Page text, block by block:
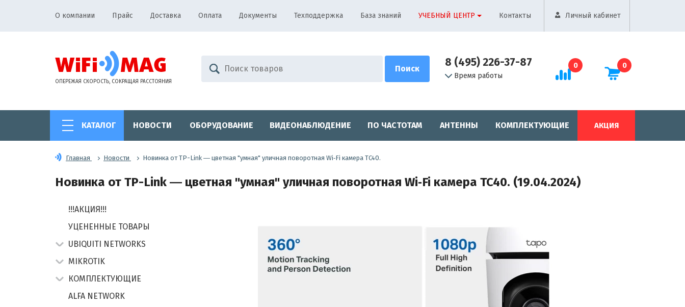
О компании Прайс Доставка Оплата Документы Техподдержка База знаний УЧЕБНЫЙ ЦЕНТР Контакты Личный кабинет
ОПЕРЕЖАЯ СКОРОСТЬ, СОКРАЩАЯ РАССТОЯНИЯ
8 (495) 226-37-87
Время работы
0 0
КАТАЛОГ НОВОСТИ ОБОРУДОВАНИЕ ВИДЕОНАБЛЮДЕНИЕ ПО ЧАСТОТАМ АНТЕННЫ КОМПЛЕКТУЮЩИЕ АКЦИЯ
Главная Новости Новинка от TP-Link ― цветная "умная" уличная поворотная Wi‑Fi камера TC40.
Новинка от TP-Link ― цветная "умная" уличная поворотная Wi‑Fi камера TC40. (19.04.2024)
!!!АКЦИЯ!!!
УЦЕНЕННЫЕ ТОВАРЫ
UBIQUITI NETWORKS
MIKROTIK
КОМПЛЕКТУЮЩИЕ
ALFA NETWORK